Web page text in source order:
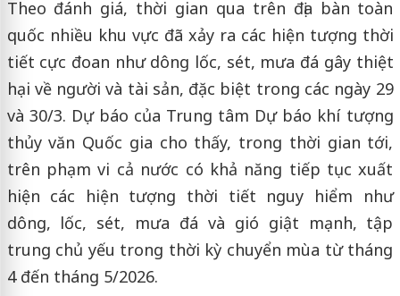
Theo đánh giá, thời gian qua trên địa bàn toàn
quốc nhiều khu vực đã xảy ra các hiện tượng thời
tiết cực đoan như dông lốc, sét, mưa đá gây thiệt
hại về người và tài sản, đặc biệt trong các ngày 29
và 30/3. Dự báo của Trung tâm Dự báo khí tượng
thủy văn Quốc gia cho thấy, trong thời gian tới,
trên phạm vi cả nước có khả năng tiếp tục xuất
hiện các hiện tượng thời tiết nguy hiểm như
dông, lốc, sét, mưa đá và gió giật mạnh, tập
trung chủ yếu trong thời kỳ chuyển mùa từ tháng
4 đến tháng 5/2026.